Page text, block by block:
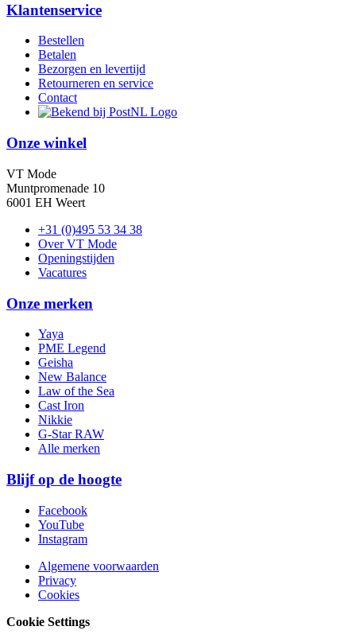
Klantenservice
Bestellen
Betalen
Bezorgen en levertijd
Retourneren en service
Contact
Onze winkel
VT Mode
Muntpromenade 10
6001 EH Weert
+31 (0)495 53 34 38
Over VT Mode
Openingstijden
Vacatures
Onze merken
Yaya
PME Legend
Geisha
New Balance
Law of the Sea
Cast Iron
Nikkie
G-Star RAW
Alle merken
Blijf op de hoogte
Facebook
YouTube
Instagram
Algemene voorwaarden
Privacy
Cookies
Cookie Settings